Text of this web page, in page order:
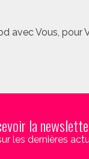
avec Vous, pour
la
les dernières